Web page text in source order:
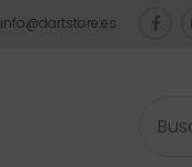
info@dartstore.es